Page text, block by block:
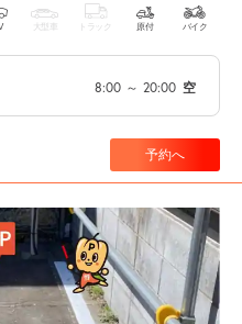
大型車 トラック 原付 バイク
8:00 ～ 20:00 空
予約へ